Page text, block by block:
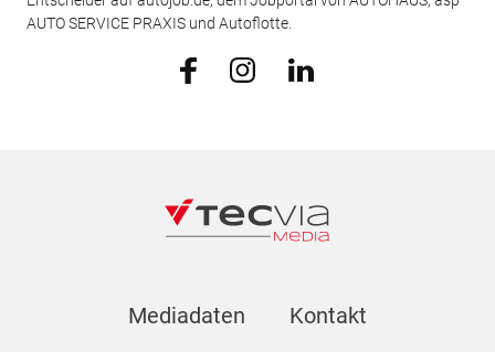
AUTO SERVICE PRAXIS und Autoflotte.
Mediadaten Kontakt